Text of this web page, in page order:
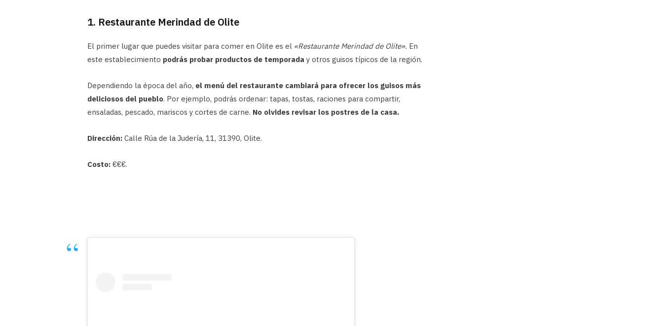
1. Restaurante Merindad de Olite
El primer lugar que puedes visitar para comer en Olite es el «Restaurante Merindad de Olite». En
este establecimiento podrás probar productos de temporada y otros guisos típicos de la región.
Dependiendo la época del año, el menú del restaurante cambiará para ofrecer los guisos más
deliciosos del pueblo. Por ejemplo, podrás ordenar: tapas, tostas, raciones para compartir,
ensaladas, pescado, mariscos y cortes de carne. No olvides revisar los postres de la casa.
Dirección: Calle Rúa de la Judería, 11, 31390, Olite.
Costo: €€€.